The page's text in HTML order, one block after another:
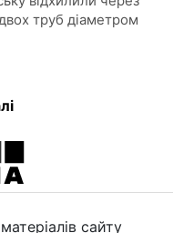
труб діаметром
сайту